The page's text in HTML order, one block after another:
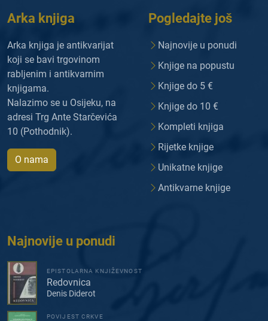
Arka knjiga
Arka knjiga je antikvarijat
koji se bavi trgovinom
rabljenim i antikvarnim
knjigama.
Nalazimo se u Osijeku, na
adresi Trg Ante Starčevića
10 (Pothodnik).
O nama
Pogledajte još
Najnovije u ponudi
Knjige na popustu
Knjige do 5 €
Knjige do 10 €
Kompleti knjiga
Rijetke knjige
Unikatne knjige
Antikvarne knjige
Najnovije u ponudi
EPISTOLARNA KNJIŽEVNOST
Redovnica
Denis Diderot
POVIJEST CRKVE